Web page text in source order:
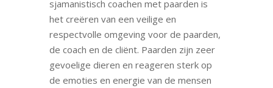
sjamanistisch coachen met paarden is
het creëren van een veilige en
respectvolle omgeving voor de paarden,
de coach en de cliënt. Paarden zijn zeer
gevoelige dieren en reageren sterk op
de emoties en energie van de mensen